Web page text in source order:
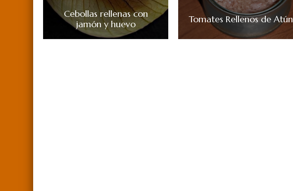
Cebollas rellenas con
jamón y huevo
Tomates Rellenos de Atún